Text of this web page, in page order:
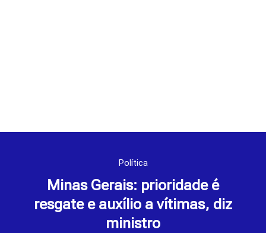
Política
Minas Gerais: prioridade é
resgate e auxílio a vítimas, diz
ministro